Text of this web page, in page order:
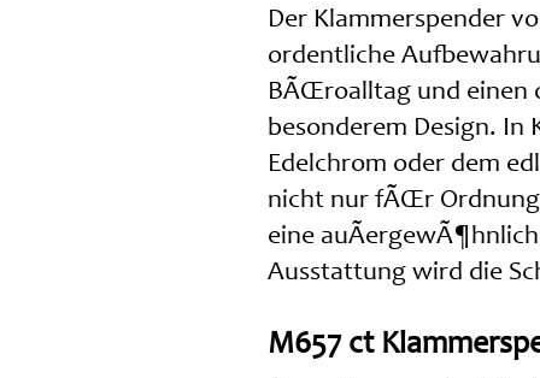
Der Klammerspender
ordentliche
BÃŒroalltag und einen
besonderem Design.
Edelchrom oder dem
nicht nur fÃŒr
eine
Ausstattung wird die
M657 ct